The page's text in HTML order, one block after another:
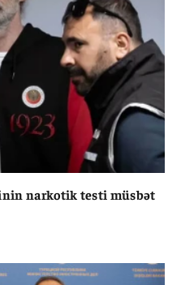
narkotik testi müsbət